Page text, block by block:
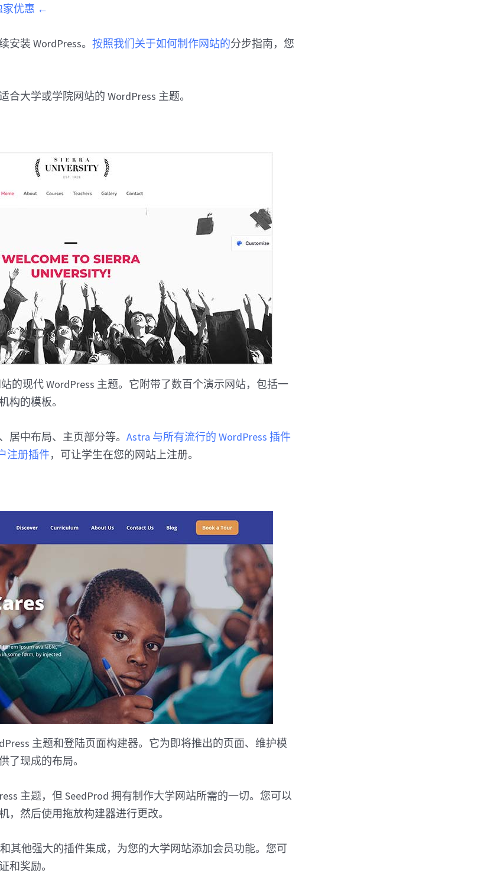
家优惠 ←
安装 WordPress。按照我们关于如何制作网站的分步指南，您
大学或学院网站的 WordPress 主题。
的现代 WordPress 主题。它附带了数百个演示网站，包括一
构的模板。
居中布局、主页部分等。Astra 与所有流行的 WordPress 插件
注册插件，可让学生在您的网站上注册。
主题和登陆页面构建器。它为即将推出的页面、维护模
了现成的布局。
主题，但 SeedProd 拥有制作大学网站所需的一切。您可以
，然后使用拖放构建器进行更改。
和其他强大的插件集成，为您的大学网站添加会员功能。您可
和奖励。